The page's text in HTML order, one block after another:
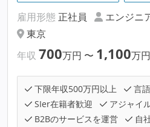
雇用形態 正社員
エンジニ
東京
年収 700万円 〜 1,100万円
下限年収500万円以上
言
SIer在籍者歓迎
アジャイ
B2Bのサービスを運営
自